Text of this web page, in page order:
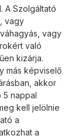
A Szolgáltató
vagy
vagy
való
kizárja.
más képviselő
akkor
5 nappal
kell jelölnie
a
a